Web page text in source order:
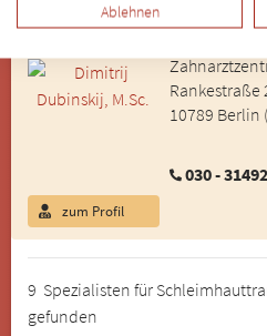
Dimitrij Dubinskij, M.Sc.
Zahnarzt
Rankestraße
10789
030 -
zum Profil
9 Spezialisten für
gefunden
Ablehnen